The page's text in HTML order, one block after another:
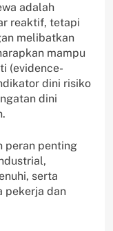
adalah
reaktif, tetapi
melibatkan
mampu
(evidence-
dini risiko
dini
peran penting
serta
pekerja dan